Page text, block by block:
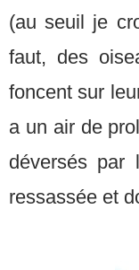
(au seuil je
faut, des
foncent sur
a un air de
déversés par
ressassée et